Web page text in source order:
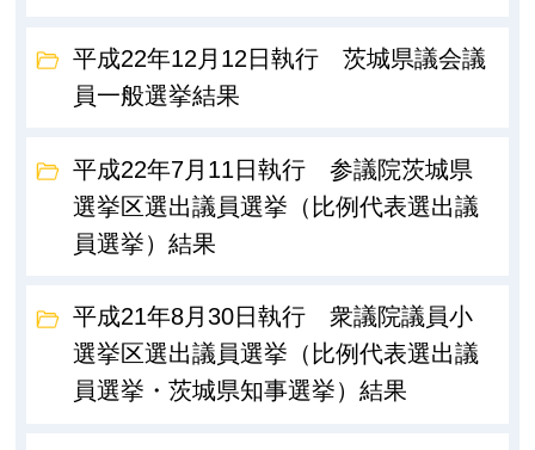
平成22年12月12日執行 茨城県議会議
員一般選挙結果
平成22年7月11日執行 参議院茨城県
選挙区選出議員選挙（比例代表選出議
員選挙）結果
平成21年8月30日執行 衆議院議員小
選挙区選出議員選挙（比例代表選出議
員選挙・茨城県知事選挙）結果